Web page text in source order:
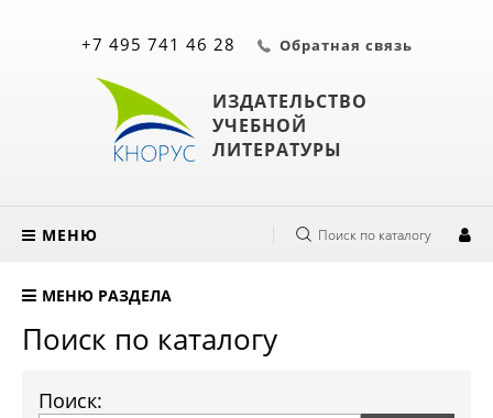
ИЗДАТЕЛЬСТВО
УЧЕБНОЙ
ЛИТЕРАТУРЫ
+7 495 741 46 28 Обратная связь
МЕНЮ Поиск по каталогу
МЕНЮ РАЗДЕЛА
Поиск по каталогу
Поиск: